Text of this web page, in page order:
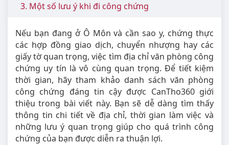
3. Một số lưu ý khi đi công chứng
Nếu bạn đang ở Ô Môn và cần sao y, chứng thực
các hợp đồng giao dịch, chuyển nhượng hay các
giấy tờ quan trọng, việc tìm địa chỉ văn phòng công
chứng uy tín là vô cùng quan trọng. Để tiết kiệm
thời gian, hãy tham khảo danh sách văn phòng
công chứng đáng tin cậy được CanTho360 giới
thiệu trong bài viết này. Bạn sẽ dễ dàng tìm thấy
thông tin chi tiết về địa chỉ, thời gian làm việc và
những lưu ý quan trọng giúp cho quá trình công
chứng của bạn được diễn ra thuận lợi.